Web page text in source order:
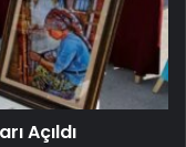
Açıldı